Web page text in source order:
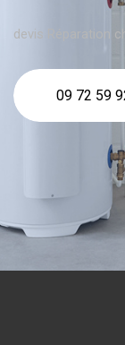
devis Réparation
09 72 59